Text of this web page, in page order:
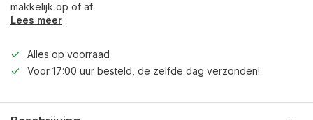
makkelijk op of af
Lees meer
Alles op voorraad
Voor 17:00 uur besteld, de zelfde dag verzonden!